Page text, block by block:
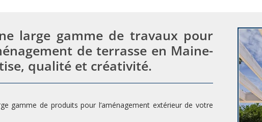
large gamme de travaux pour
de terrasse en Maine-
qualité et créativité.
gamme de produits pour l’aménagement extérieur de votre